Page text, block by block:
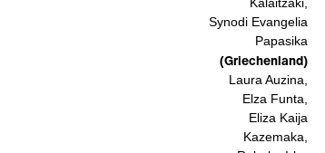
Synodi Evangelia
Papasika
(Griechenland)
Laura Auzina,
Elza Funta,
Eliza Kaija
Kazemaka,